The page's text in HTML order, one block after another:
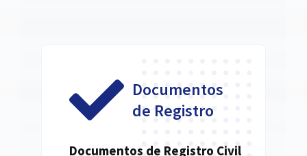
Documentos
de Registro
Documentos de Registro Civil